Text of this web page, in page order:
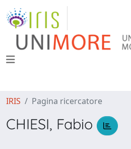
IRIS Pagina ricercatore
CHIESI, Fabio